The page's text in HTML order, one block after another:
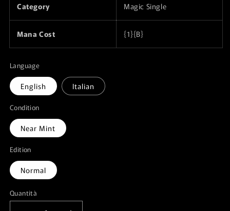
Category Magic Single
Mana Cost {1}{B}
Language
English Italian
Condition
Near Mint
Edition
Normal
Quantità
Quantità